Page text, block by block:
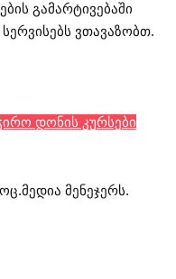
გამარტივებაში
ვთავაზობთ.
დონის კურსები
მენეჯერს.